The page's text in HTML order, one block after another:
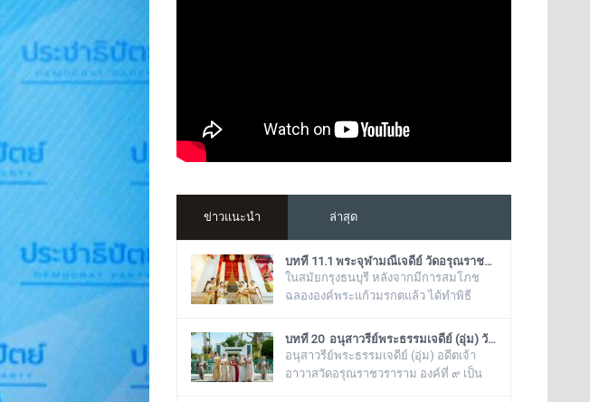
ข่าวแนะนำ ล่าสุด
บทที่ 11.1 พระจุฬามณีเจดีย์ วัดอรุณราชวราราม (แอพเดียวเที่ยวทั่ววัดอรุณ)
ในสมัยกรุงธนบุรี หลังจากมีการสมโภช
ฉลององค์พระแก้วมรกตแล้ว ได้ทำพิธี
แห่งนี้ ในสมัยรัชกาลที่ ๕ ยังเรียกพระวิหาร
แห่งนี้ว่า “วิหารพระแก้ว” อยู่ตลอดมา จน
ต่อมาชาวบ้านได้เรียกเพี้ยนกันไปว่า
บทที่ 20 อนุสาวรีย์พระธรรมเจดีย์ (อุ่ม) วัดอรุณราชวราราม (แอพเดียวเที่ยวทั่ววัดอรุณ)
อนุสาวรีย์พระธรรมเจดีย์ (อุ่ม) อดีตเจ้า
อาวาสวัดอรุณราชวราราม องค์ที่ ๙ เป็น